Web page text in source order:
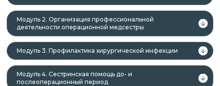
квалификационные требования, указанные в
квалификационных справочниках по должности,
профессии и специальности, или
квалификационному требованию к
профессиональным знаниям и навыкам,
необходимым для исполнения должностных
обязанностей.
Модуль 2. Организация профессиональной
деятельности операционной медсестры
Модуль 3. Профилактика хирургической инфекции
Модуль 4. Сестринская помощь до- и
послеоперационный период